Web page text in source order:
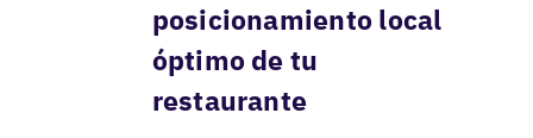
posicionamiento local
óptimo de tu
restaurante